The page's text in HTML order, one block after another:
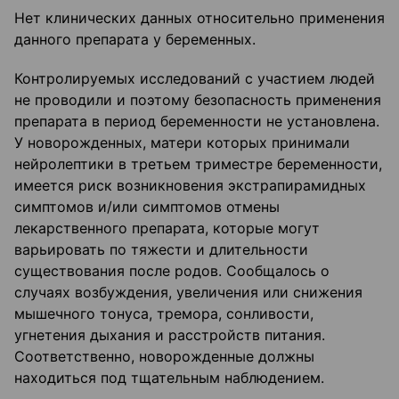
Нет клинических данных относительно применения
данного препарата у беременных.
Контролируемых исследований с участием людей
не проводили и поэтому безопасность применения
препарата в период беременности не установлена.
У новорожденных, матери которых принимали
нейролептики в третьем триместре беременности,
имеется риск возникновения экстрапирамидных
симптомов и/или симптомов отмены
лекарственного препарата, которые могут
варьировать по тяжести и длительности
существования после родов. Сообщалось о
случаях возбуждения, увеличения или снижения
мышечного тонуса, тремора, сонливости,
угнетения дыхания и расстройств питания.
Соответственно, новорожденные должны
находиться под тщательным наблюдением.